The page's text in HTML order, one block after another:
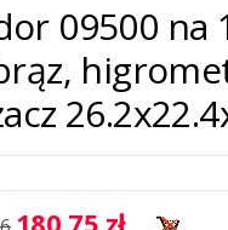
09500 na
180,75 zł